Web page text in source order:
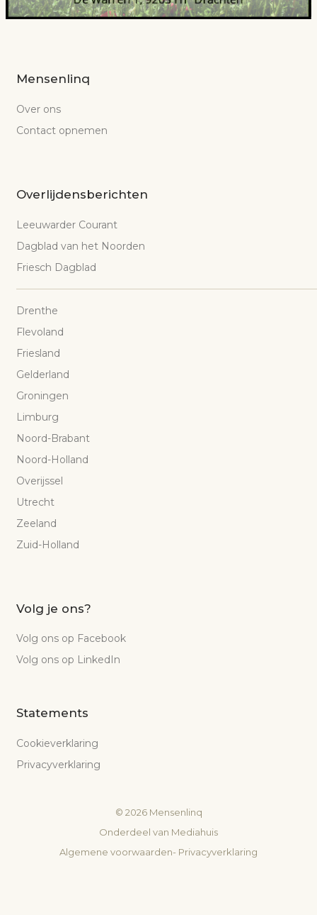
Mensenlinq
Over ons
Contact opnemen
Overlijdensberichten
Leeuwarder Courant
Dagblad van het Noorden
Friesch Dagblad
Drenthe
Flevoland
Friesland
Gelderland
Groningen
Limburg
Noord-Brabant
Noord-Holland
Overijssel
Utrecht
Zeeland
Zuid-Holland
Volg je ons?
Volg ons op Facebook
Volg ons op LinkedIn
Statements
Cookieverklaring
Privacyverklaring
© 2026Mensenlinq
Onderdeel van Mediahuis
Algemene voorwaarden- Privacyverklaring